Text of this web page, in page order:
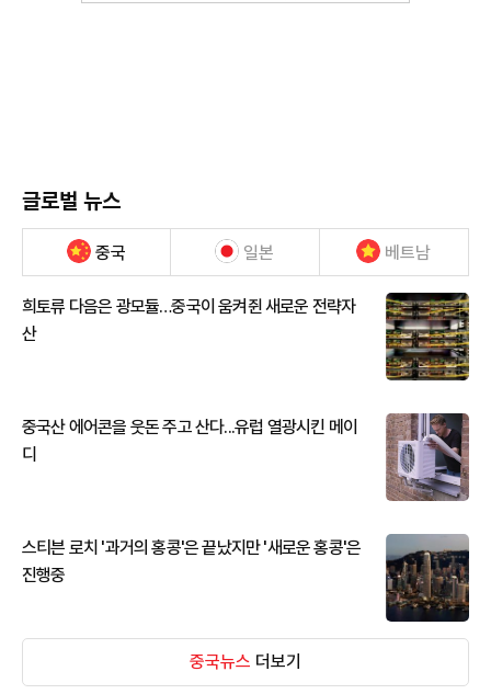
글로벌 뉴스
중국 일본 베트남
희토류 다음은 광모듈…중국이 움켜쥔 새로운 전략자
산
중국산 에어콘을 웃돈 주고 산다...유럽 열광시킨 메이
디
스티븐 로치 '과거의 홍콩'은 끝났지만 '새로운 홍콩'은
진행중
중국뉴스 더보기